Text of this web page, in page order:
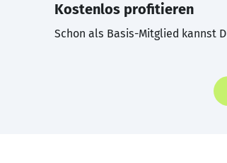
Kostenlos profitieren
Schon als Basis-Mitglied kannst